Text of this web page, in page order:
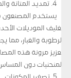
تغليف الموديلات
الرطوبة والغبار، مما
تعزيز مرونة هذه
المنحنيات دون المساس